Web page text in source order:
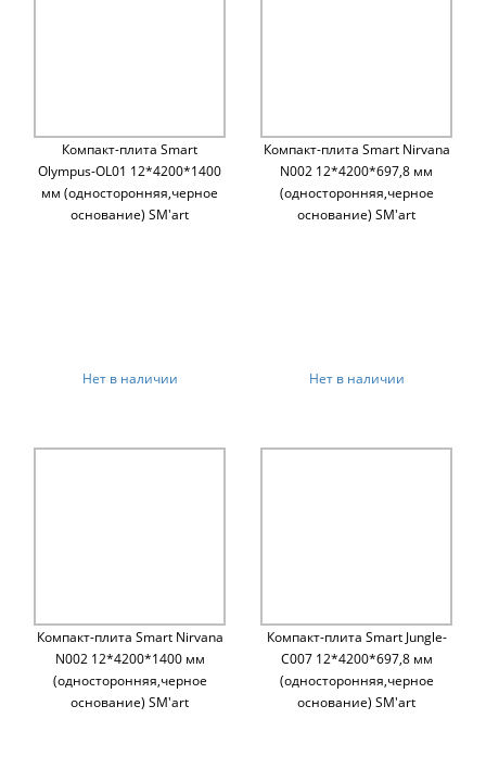
Компакт-плита Smart
Olympus-OL01 12*4200*1400
мм (односторонняя,черное
основание) SM'art
Нет в наличии
Компакт-плита Smart Nirvana
N002 12*4200*697,8 мм
(односторонняя,черное
основание) SM'art
Нет в наличии
Компакт-плита Smart Nirvana
N002 12*4200*1400 мм
(односторонняя,черное
основание) SM'art
Компакт-плита Smart Jungle-
C007 12*4200*697,8 мм
(односторонняя,черное
основание) SM'art